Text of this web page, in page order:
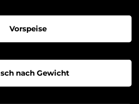
Vorspeise
nach Gewicht